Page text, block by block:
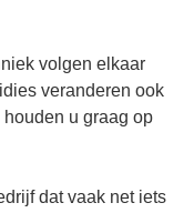
volgen elkaar
veranderen ook
u graag op
dat vaak net iets